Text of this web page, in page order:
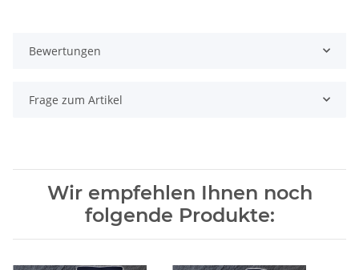
Bewertungen
Frage zum Artikel
Wir empfehlen Ihnen noch
folgende Produkte: